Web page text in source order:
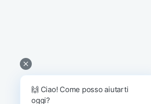
🙌 Ciao! Come posso aiutarti
oggi?